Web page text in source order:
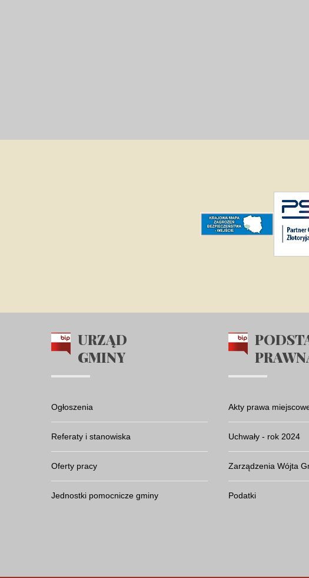
URZĄD
GMINY
Ogłoszenia
Referaty i stanowiska
Oferty pracy
Jednostki pomocnicze gminy
Akty prawa
Uchwały - rok 2024
Zarządzenia Wójta
Podatki